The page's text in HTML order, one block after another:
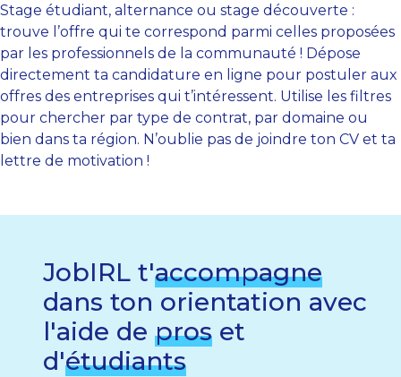
Stage étudiant, alternance ou stage découverte :
trouve l’offre qui te correspond parmi celles proposées
par les professionnels de la communauté ! Dépose
directement ta candidature en ligne pour postuler aux
offres des entreprises qui t’intéressent. Utilise les filtres
pour chercher par type de contrat, par domaine ou
bien dans ta région. N’oublie pas de joindre ton CV et ta
lettre de motivation !
JobIRL t'accompagne
dans ton orientation avec
l'aide de pros et
d'étudiants